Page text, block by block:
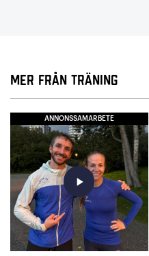
Mer från Träning
ANNONSSAMARBETE
play_arrow